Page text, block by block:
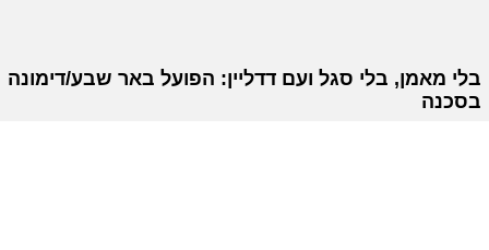
בלי מאמן, בלי סגל ועם דדליין: הפועל באר שבע/דימונה
בסכנה